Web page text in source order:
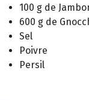
100 g de
600 g de
Sel
Poivre
Persil